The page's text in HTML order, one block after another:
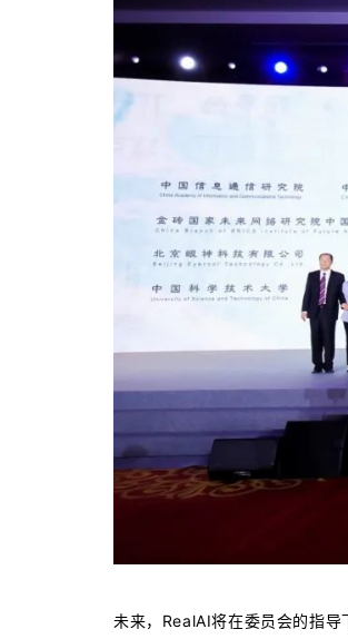
未来，RealAI将在委员会的指